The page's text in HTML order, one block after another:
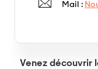
Venez découvrir
Mail :